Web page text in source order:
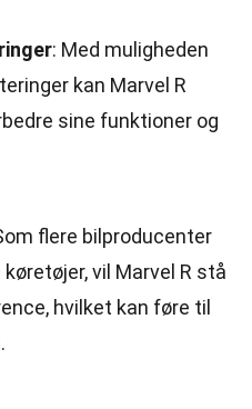
: Med muligheden
kan Marvel R
sine funktioner og
flere bilproducenter
vil Marvel R stå
hvilket kan føre til